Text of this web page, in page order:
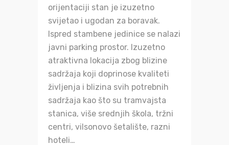
orijentaciji stan je izuzetno
svijetao i ugodan za boravak.
Ispred stambene jedinice se nalazi
javni parking prostor. Izuzetno
atraktivna lokacija zbog blizine
sadržaja koji doprinose kvaliteti
življenja i blizina svih potrebnih
sadržaja kao što su tramvajsta
stanica, više srednjih škola, tržni
centri, vilsonovo šetalište, razni
hoteli…